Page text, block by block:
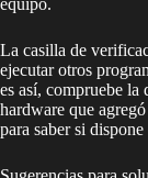
equipo.
La casilla de
ejecutar otros
es así, compruebe
hardware que
para saber si